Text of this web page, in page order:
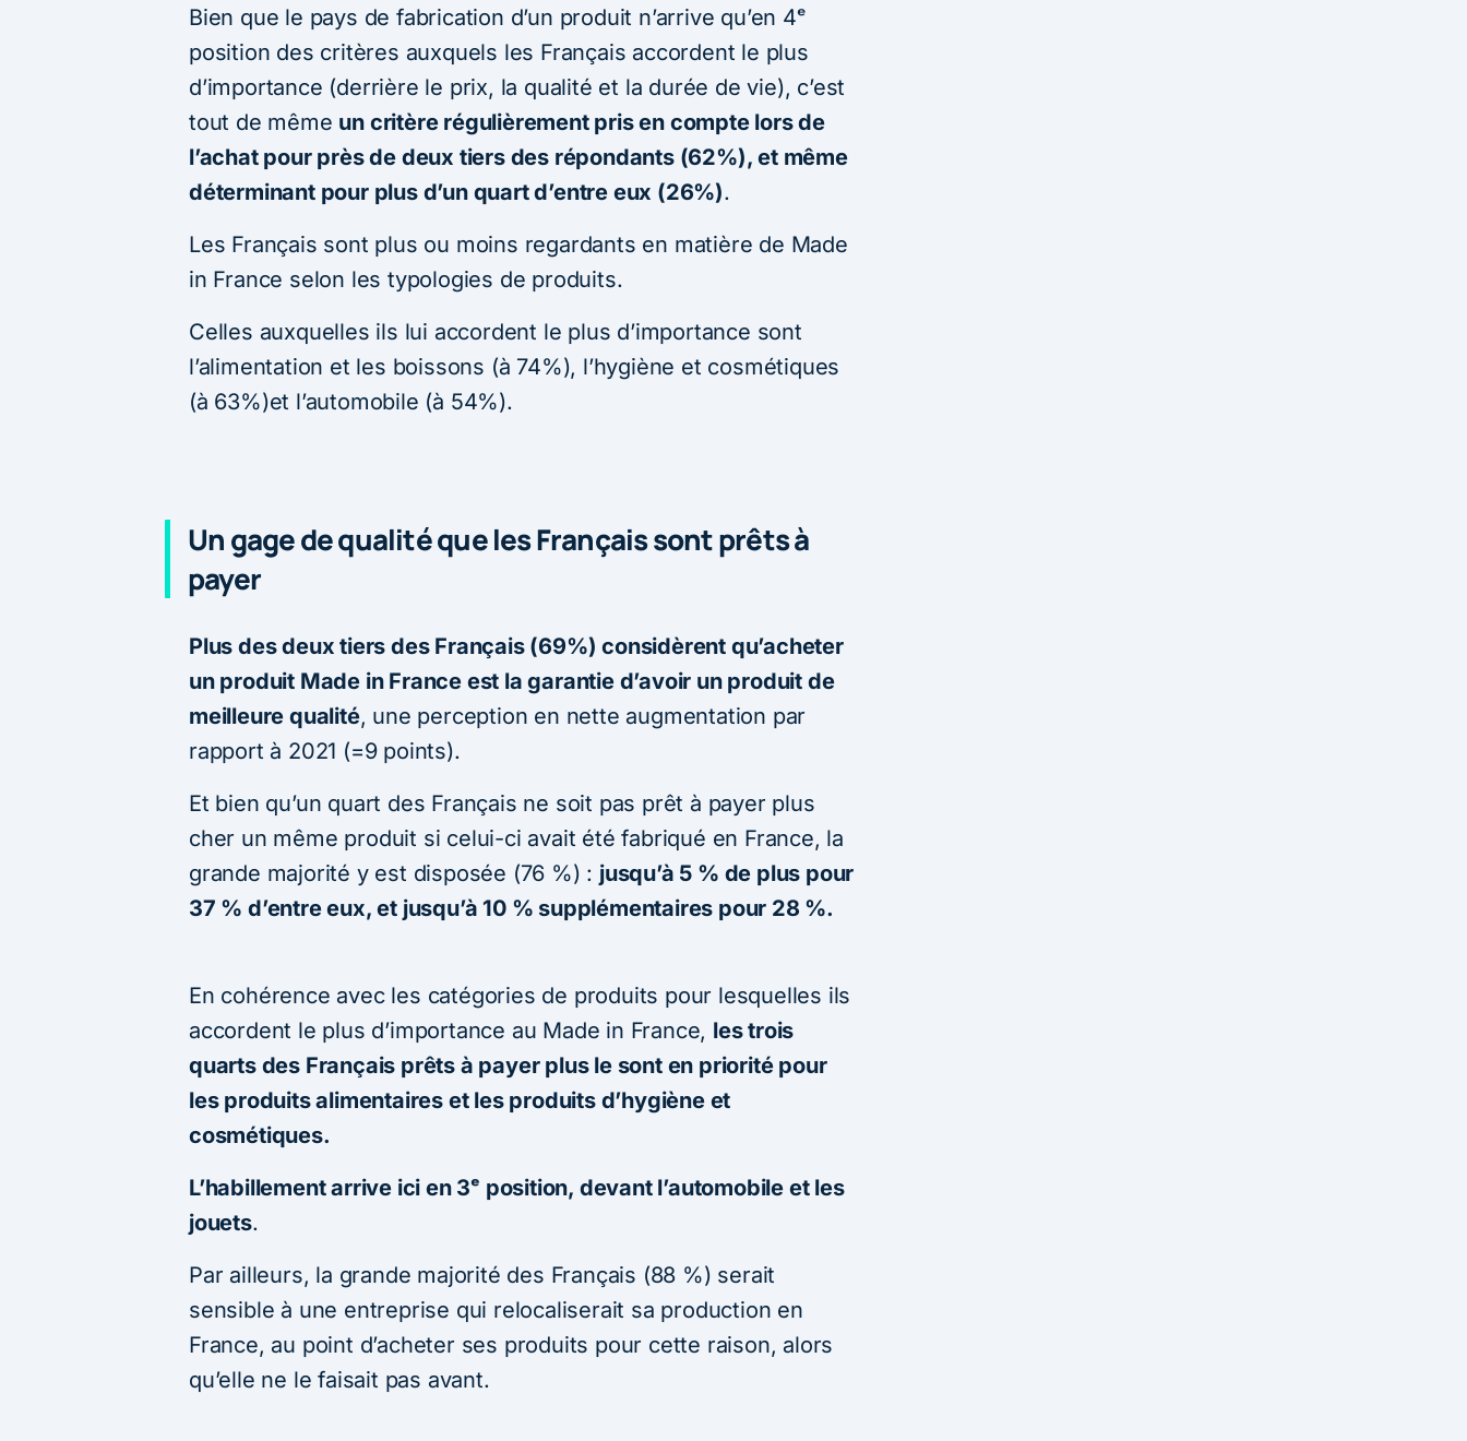
Bien que le pays de fabrication d’un produit n’arrive qu’en 4ᵉ
position des critères auxquels les Français accordent le plus
d’importance (derrière le prix, la qualité et la durée de vie), c’est
tout de même un critère régulièrement pris en compte lors de
l’achat pour près de deux tiers des répondants (62%), et même
déterminant pour plus d’un quart d’entre eux (26%).
Les Français sont plus ou moins regardants en matière de Made
in France selon les typologies de produits.
Celles auxquelles ils lui accordent le plus d’importance sont
l’alimentation et les boissons (à 74%), l’hygiène et cosmétiques
(à 63%)et l’automobile (à 54%).
Un gage de qualité que les Français sont prêts à
payer
Plus des deux tiers des Français (69%) considèrent qu’acheter
un produit Made in France est la garantie d’avoir un produit de
meilleure qualité, une perception en nette augmentation par
rapport à 2021 (=9 points).
Et bien qu’un quart des Français ne soit pas prêt à payer plus
cher un même produit si celui-ci avait été fabriqué en France, la
grande majorité y est disposée (76 %) : jusqu’à 5 % de plus pour
37 % d’entre eux, et jusqu’à 10 % supplémentaires pour 28 %.
En cohérence avec les catégories de produits pour lesquelles ils
accordent le plus d’importance au Made in France, les trois
quarts des Français prêts à payer plus le sont en priorité pour
les produits alimentaires et les produits d’hygiène et
cosmétiques.
L’habillement arrive ici en 3ᵉ position, devant l’automobile et les
jouets.
Par ailleurs, la grande majorité des Français (88 %) serait
sensible à une entreprise qui relocaliserait sa production en
France, au point d’acheter ses produits pour cette raison, alors
qu’elle ne le faisait pas avant.